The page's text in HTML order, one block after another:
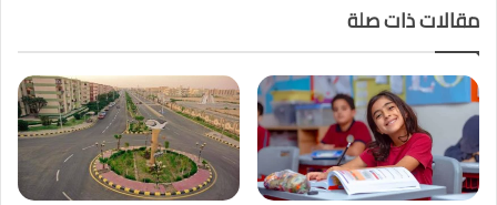
مقالات ذات صلة